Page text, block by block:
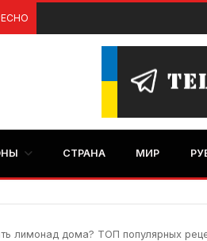
СТРАНА МИР
лимонад дома? ТОП популярных